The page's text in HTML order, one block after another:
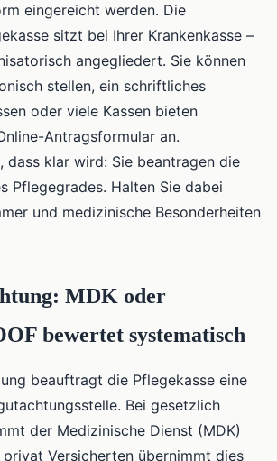
eingereicht werden. Die
sitzt bei Ihrer Krankenkasse –
angegliedert. Sie können
stellen, ein schriftliches
oder viele Kassen bieten
Antragsformular an.
dass klar wird: Sie beantragen die
Pflegegrades. Halten Sie dabei
und medizinische Besonderheiten
MDK oder
bewertet systematisch
beauftragt die Pflegekasse eine
Bei gesetzlich
der Medizinische Dienst (MDK)
Versicherten übernimmt dies